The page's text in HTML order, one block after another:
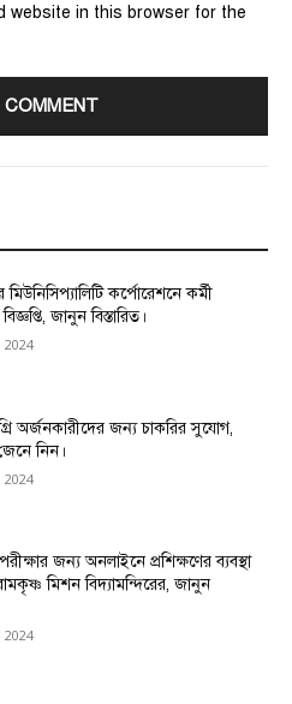
website in this browser for the
মিউনিসিপ্যালিটি কর্পোরেশনে কর্মী
জানুন বিস্তারিত।
2024
অর্জনকারীদের জন্য চাকরির সুযোগ,
জেনে নিন।
2024
জন্য অনলাইনে প্রশিক্ষণের ব্যবস্থা
মিশন বিদ্যামন্দিরের, জানুন
2024